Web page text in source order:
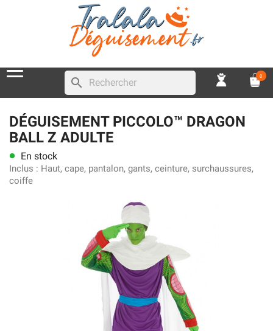
search 0
DÉGUISEMENT PICCOLO™ DRAGON
BALL Z ADULTE
lens En stock
Inclus : Haut, cape, pantalon, gants, ceinture, surchaussures,
coiffe